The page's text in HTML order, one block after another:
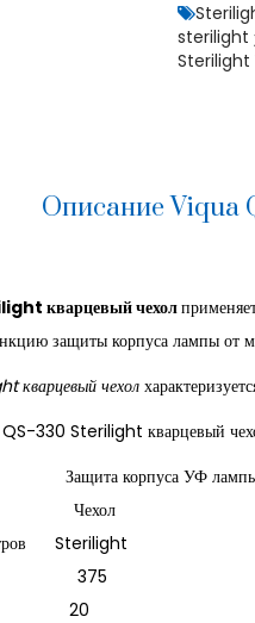
sterilight
Sterilight
Описание Viqua
кварцевый чехол
защиты корпуса лампы от
кварцевый чехол
330 Sterilight кварцевый
корпуса УФ лампы от
Чехол
Sterilight
375
мм 20